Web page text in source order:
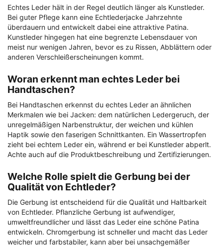
Echtes Leder hält in der Regel deutlich länger als Kunstleder.
Bei guter Pflege kann eine Echtlederjacke Jahrzehnte
überdauern und entwickelt dabei eine attraktive Patina.
Kunstleder hingegen hat eine begrenzte Lebensdauer von
meist nur wenigen Jahren, bevor es zu Rissen, Abblättern oder
anderen Verschleißerscheinungen kommt.
Woran erkennt man echtes Leder bei
Handtaschen?
Bei Handtaschen erkennst du echtes Leder an ähnlichen
Merkmalen wie bei Jacken: dem natürlichen Ledergeruch, der
unregelmäßigen Narbenstruktur, der weichen und kühlen
Haptik sowie den faserigen Schnittkanten. Ein Wassertropfen
zieht bei echtem Leder ein, während er bei Kunstleder abperlt.
Achte auch auf die Produktbeschreibung und Zertifizierungen.
Welche Rolle spielt die Gerbung bei der
Qualität von Echtleder?
Die Gerbung ist entscheidend für die Qualität und Haltbarkeit
von Echtleder. Pflanzliche Gerbung ist aufwendiger,
umweltfreundlicher und lässt das Leder eine schöne Patina
entwickeln. Chromgerbung ist schneller und macht das Leder
weicher und farbstabiler, kann aber bei unsachgemäßer